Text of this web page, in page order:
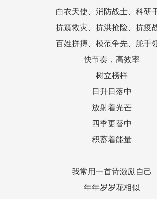
白衣天使、消防战士、科研
抗震救灾、抗洪抢险、抗疫
百姓拼搏、模范争先、舵手
快节奏，高效率
树立榜样
日升日落中
放射着光芒
四季更替中
积蓄着能量
我常用一首诗激励自己
年年岁岁花相似